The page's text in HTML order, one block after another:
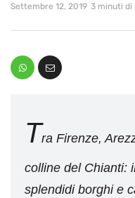
Settembre 12, 2019 3 minuti di
Tra Firenze,
colline del Chianti:
splendidi borghi e